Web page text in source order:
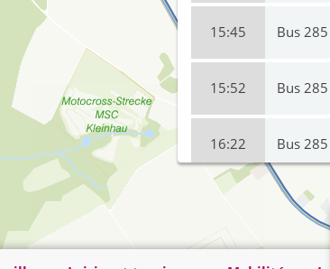
15:45 Bus 285
15:52 Bus 285
16:22 Bus 285
16:52 Bus 285